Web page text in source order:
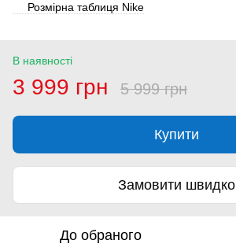
Розмірна таблиця Nike
В наявності
3 999 грн 5 999 грн
Купити
Замовити швидко
До обраного